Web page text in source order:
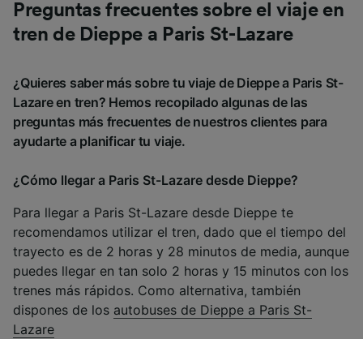
Preguntas frecuentes sobre el viaje en
tren de Dieppe a Paris St-Lazare
¿Quieres saber más sobre tu viaje de Dieppe a Paris St-
Lazare en tren? Hemos recopilado algunas de las
preguntas más frecuentes de nuestros clientes para
ayudarte a planificar tu viaje.
¿Cómo llegar a Paris St-Lazare desde Dieppe?
Para llegar a Paris St-Lazare desde Dieppe te
recomendamos utilizar el tren, dado que el tiempo del
trayecto es de 2 horas y 28 minutos de media, aunque
puedes llegar en tan solo 2 horas y 15 minutos con los
trenes más rápidos. Como alternativa, también
dispones de los autobuses de Dieppe a Paris St-
Lazare